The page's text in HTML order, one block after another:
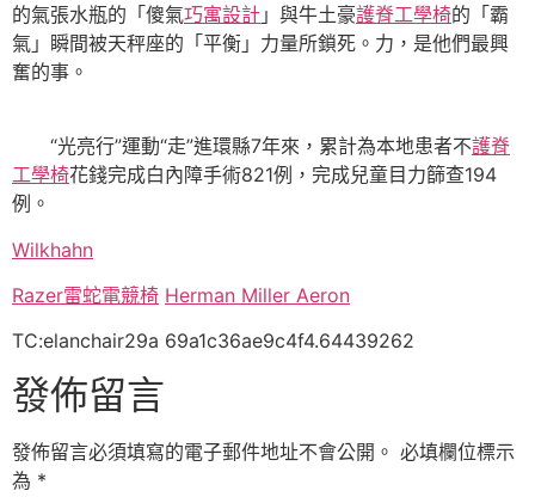
的氣張水瓶的「傻氣巧寓設計 」與牛土豪護脊工學椅的「霸
氣」瞬間被天秤座的「平衡」力量所鎖死。力，是他們最興
奮的事。
“光亮行”運動“走”進環縣7年來，累計為本地患者不護脊
工學椅花錢完成白內障手術821例，完成兒童目力篩查194
例。
Wilkhahn
Razer雷蛇電競椅 Herman Miller Aeron
TC:elanchair29a 69a1c36ae9c4f4.64439262
發佈留言
發佈留言必須填寫的電子郵件地址不會公開。 必填欄位標示
為 *